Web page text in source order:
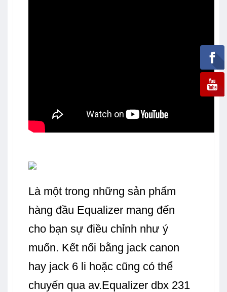
Là một trong những sản phẩm
hàng đầu Equalizer mang đến
cho bạn sự điều chỉnh như ý
muốn. Kết nối bằng jack canon
hay jack 6 li hoặc cũng có thể
chuyển qua av.Equalizer dbx 231